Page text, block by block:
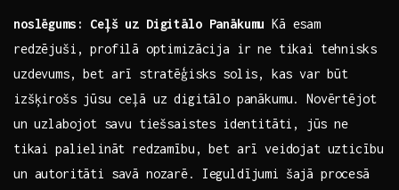
noslēgums: Ceļš ​uz Digitālo Panākumu Kā esam
redzējuši, profilā ⁤optimizācija ir ne tikai tehnisks
uzdevums, bet arī ⁣stratēģisks solis, ⁤kas var⁢ būt
izšķirošs jūsu ceļā uz⁤ digitālo​ panākumu. Novērtējot⁢
un⁢ uzlabojot ⁣savu tiešsaistes identitāti,⁢ jūs ne
⁣tikai palielināt redzamību, bet arī veidojat uzticību
un autoritāti savā nozarē.​ Ieguldījumi šajā procesā